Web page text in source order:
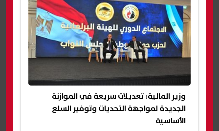
وزير المالية: تعديلات سريعة في الموازنة
الجديدة لمواجهة التحديات وتوفير السلع
الأساسية